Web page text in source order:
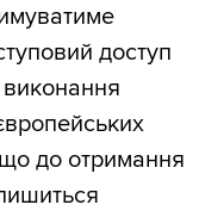
доступ
до отримання